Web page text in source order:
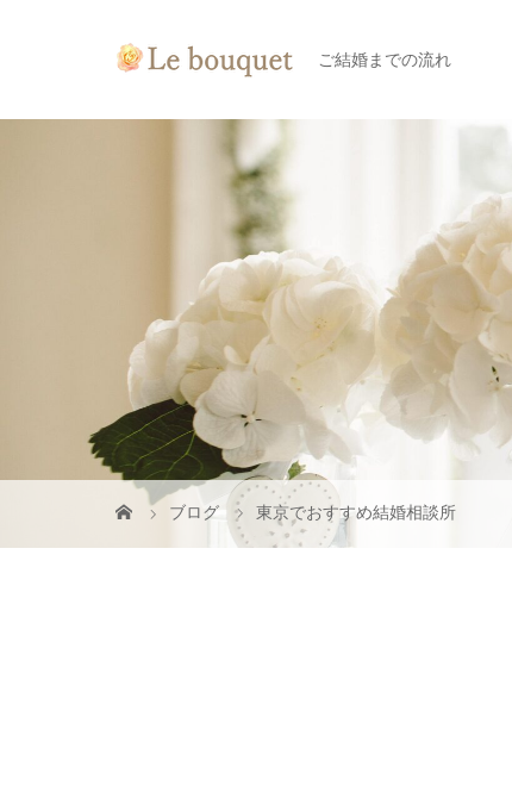
ご結婚までの流れ
ブログ 東京でおすすめ結婚相談所